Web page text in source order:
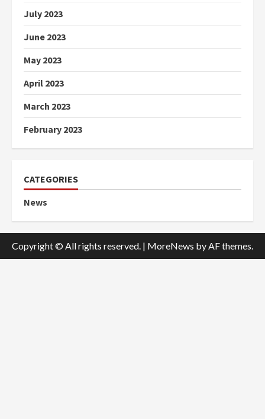
July 2023
June 2023
May 2023
April 2023
March 2023
February 2023
CATEGORIES
News
Copyright © All rights reserved. | MoreNews by AF themes.